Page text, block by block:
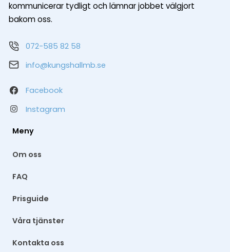
kommunicerar tydligt och lämnar jobbet välgjort
bakom oss.
072-585 82 58
info@kungshallmb.se
Facebook
Instagram
Meny
Om oss
FAQ
Prisguide
Våra tjänster
Kontakta oss